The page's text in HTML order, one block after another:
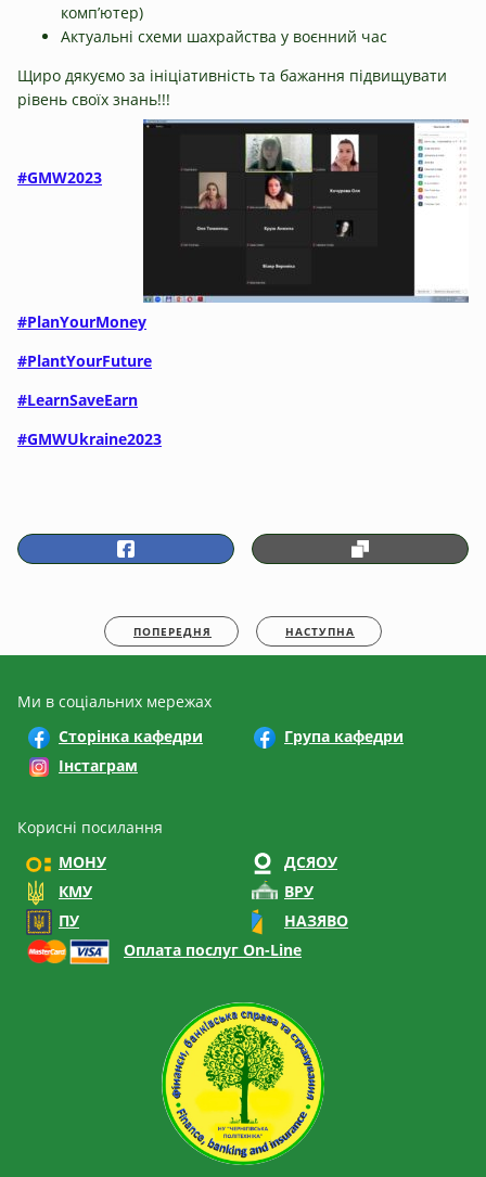
комп’ютер)
Актуальні схеми шахрайства у воєнний час
Щиро дякуємо за ініціативність та бажання підвищувати
рівень своїх знань!!!
#GMW2023
#PlanYourMoney
#PlantYourFuture
#LearnSaveEarn
#GMWUkraine2023
ПОПЕРЕДНЯ НАСТУПНА
Ми в соціальних мережах
Сторінка кафедри
Група кафедри
Інстаграм
Корисні посилання
МОНУ
ДСЯОУ
КМУ
ВРУ
ПУ
НАЗЯВО
Оплата послуг On-Line